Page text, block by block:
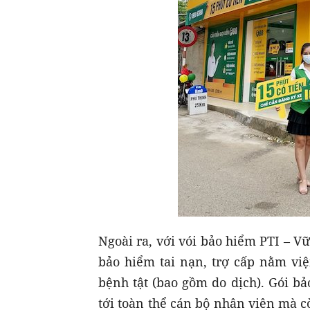
Ngoài ra, với vói bảo hiểm PTI –
bảo hiểm tai nạn, trợ cấp nằm
bệnh tật (bao gồm do dịch). Gói
tới toàn thể cán bộ nhân viên mà